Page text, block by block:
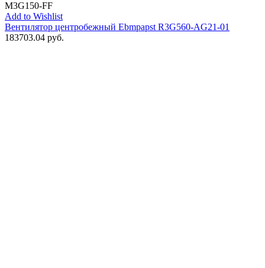
M3G150-FF
Add to Wishlist
Вентилятор центробежный Ebmpapst R3G560-AG21-01
183703.04 руб.